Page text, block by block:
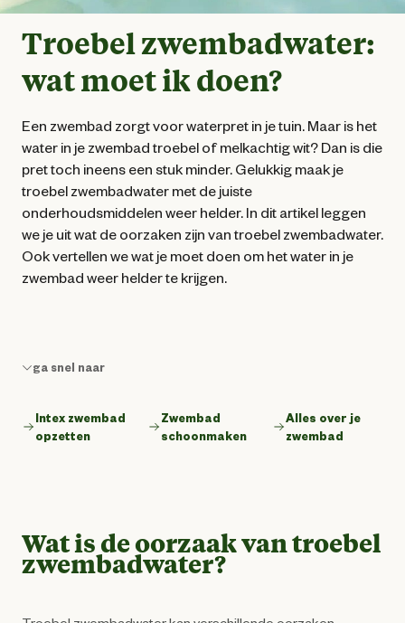
Troebel zwembadwater:
wat moet ik doen?
Een zwembad zorgt voor waterpret in je tuin. Maar is het
water in je zwembad troebel of melkachtig wit? Dan is die
pret toch ineens een stuk minder. Gelukkig maak je
troebel zwembadwater met de juiste
onderhoudsmiddelen weer helder. In dit artikel leggen
we je uit wat de oorzaken zijn van troebel zwembadwater.
Ook vertellen we wat je moet doen om het water in je
zwembad weer helder te krijgen.
ga snel naar
Intex zwembad
opzetten
Zwembad
schoonmaken
Alles over je
zwembad
Wat is de oorzaak van troebel
zwembadwater?